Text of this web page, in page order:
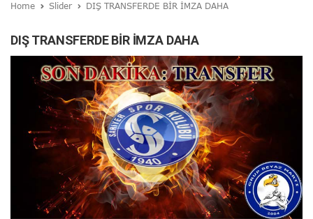
Home Slider DIŞ TRANSFERDE BİR İMZA DAHA
DIŞ TRANSFERDE BİR İMZA DAHA